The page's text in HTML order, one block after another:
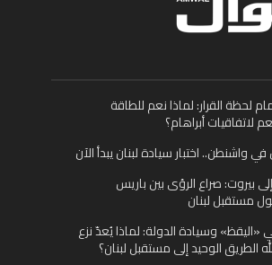
لحظة القرار: لماذا نعم للطاقة
لاتفاقيات أبراهام؟
واشنطن.. اختبار سيادة لبنان يبدأ الآن
بيروت: صراع الرؤى بين باريس
مستقبل لبنان
«اليقظ» وسيادة الدولة: لماذا يُعدّ نزع
الطريق الوحيد إلى مستقبل لبنان؟